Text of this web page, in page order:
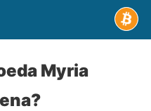
Myria